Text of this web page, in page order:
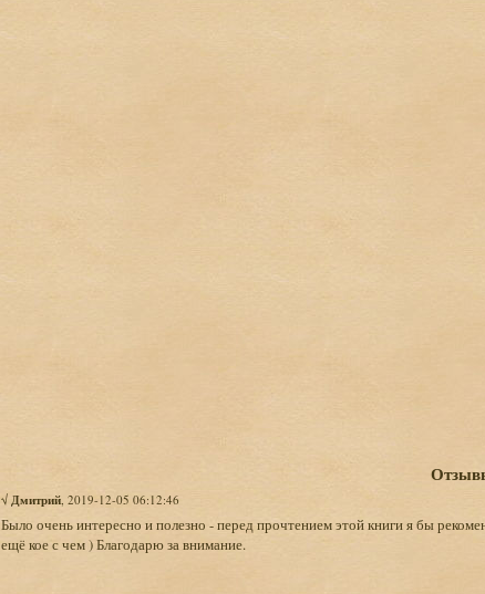
√ Дмитрий, 2019-12-05 06:12:46
Было очень интересно и полезно - перед прочтением этой книги я бы
ещё кое с чем ) Благодарю за внимание.